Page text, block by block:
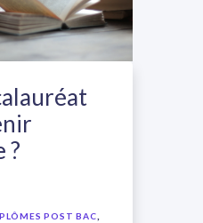
?
POST BAC,